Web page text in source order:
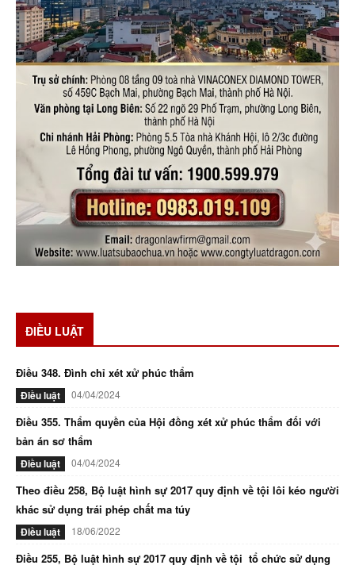
ĐIỀU LUẬT
Điều 348. Đình chỉ xét xử phúc thẩm
Điều luật 04/04/2024
Điều 355. Thẩm quyền của Hội đồng xét xử phúc thẩm đối với
bản án sơ thẩm
Điều luật 04/04/2024
Theo điều 258, Bộ luật hình sự 2017 quy định về tội lôi kéo người
khác sử dụng trái phép chất ma túy
Điều luật 18/06/2022
Điều 255, Bộ luật hình sự 2017 quy định về tội tổ chức sử dụng